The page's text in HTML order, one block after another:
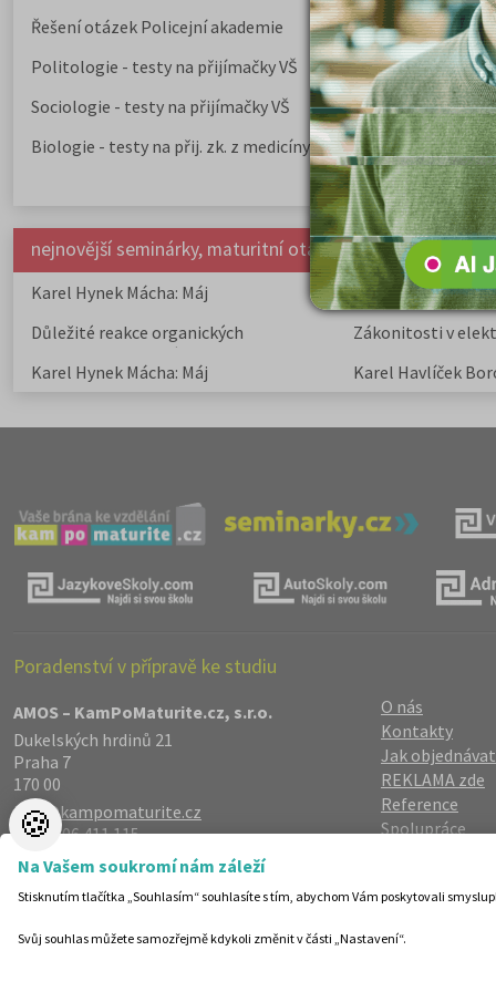
Řešení otázek Policejní akademie
Politologie - testy na přijímačky VŠ
Sociologie - testy na přijímačky VŠ
Biologie - testy na přij. zk. z medicíny
nejnovější seminárky, maturitní otázky a čtenářsky deník
Karel Hynek Mácha: Máj
Karel Havlíček
elegie
Důležité reakce organických
sloučenin a jejich význam
Zákonitosti v
Karel Hynek Mácha: Máj
Karel Havlíček
Poradenství v přípravě ke studiu
AMOS – KamPoMaturite.cz, s.r.o.
Dukelských hrdinů 21
Praha 7
170 00
info@kampomaturite.cz
+420 606 411 115
O nás
Kontakty
Jak objednávat
REKLAMA zde
Reference
Spolupráce
Helpdesk
🍪
Na Vašem soukromí nám záleží
Stisknutím tlačítka „Souhlasím“ souhlasíte s tím, abychom Vám poskytovali
Svůj souhlas můžete samozřejmě kdykoli změnit v části „Nastavení“.